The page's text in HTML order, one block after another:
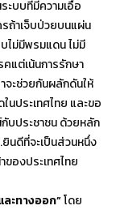
ะบบที่มีความเอื้อ
รถ้าเจ็บป่วยบนแผ่น
ไม่มีพรมแดน ไม่มี
คแต่เน้นการรักษา
จะช่วยกันผลักดันให้
นประเทศไทย และขอ
กับประชาชน ด้วยหลัก
นดีที่จะเป็นส่วนหนึ่ง
องประเทศไทย
ะทางออก”โดย